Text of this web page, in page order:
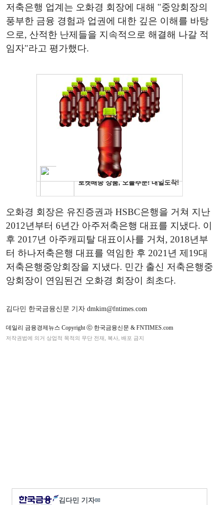
저축은행 업계는 오화경 회장에 대해 "중앙회장의
풍부한 금융 경험과 업권에 대한 깊은 이해를 바탕
으로, 산적한 난제들을 지속적으로 해결해 나갈 적
임자"라고 평가했다.
오화경 회장은 유진증권과 HSBC은행을 거쳐 지난
2012년부터 6년간 아주저축은행 대표를 지냈다. 이
후 2017년 아주캐피탈 대표이사를 거쳐, 2018년부
터 하나저축은행 대표를 역임한 후 2021년 제19대
저축은행중앙회장을 지냈다. 민간 출신 저축은행중
앙회장이 연임된건 오화경 회장이 최초다.
김다민 한국금융신문 기자 dmkim@fntimes.com
데일리 금융경제뉴스 Copyright ⓒ 한국금융신문 & FNTIMES.com
저작권법에 의거 상업적 목적의 무단 전재, 복사, 배포 금지
김다민 기자✉